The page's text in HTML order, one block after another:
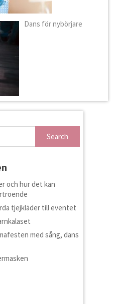
Dans för nybörjare
och hur det kan
tjejkläder till eventet
med sång, dans